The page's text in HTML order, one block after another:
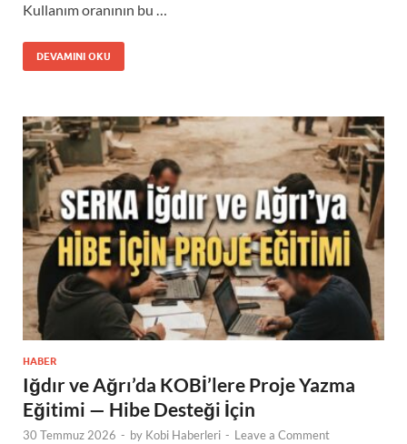
Kullanım oranının bu …
DEVAMINI OKU
HABER
Iğdır ve Ağrı’da KOBİ’lere Proje Yazma
Eğitimi — Hibe Desteği İçin
30 Temmuz 2026 - by Kobi Haberleri - Leave a Comment